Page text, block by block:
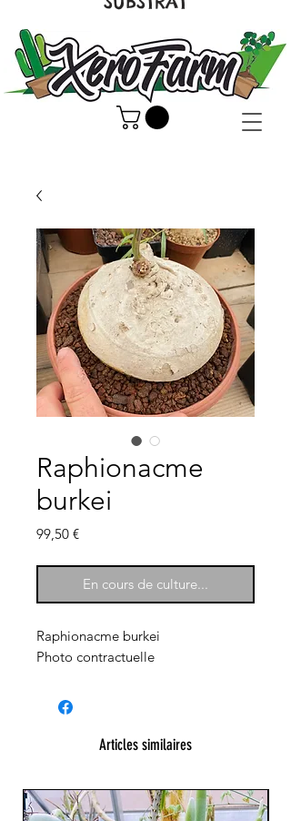
Raphionacme
burkei
99,50 €Prix
En cours de culture...
Raphionacme burkei
Photo contractuelle
Articles similaires